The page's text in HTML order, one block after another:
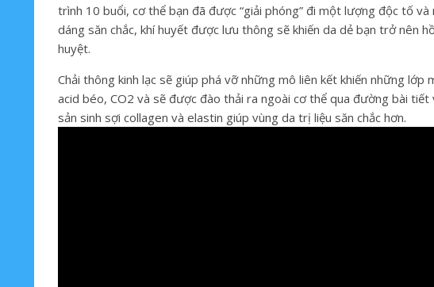
trình 10 buổi, cơ thể bạn đã được “giải phóng” đi một lượng độc tố
dáng săn chắc, khí huyết được lưu thông sẽ khiến da dẻ bạn trở nên
huyệt.
Chải thông kinh lạc sẽ giúp phá vỡ những mô liên kết khiến những
acid béo, CO2 và sẽ được đào thải ra ngoài cơ thể qua đường bài
sản sinh sợi collagen và elastin giúp vùng da trị liệu săn chắc hơn.